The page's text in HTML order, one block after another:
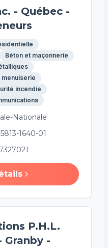
- Québec -
Béton et maçonnerie
incendie
Nationale
5813-1640-01
P.H.L.
Granby -